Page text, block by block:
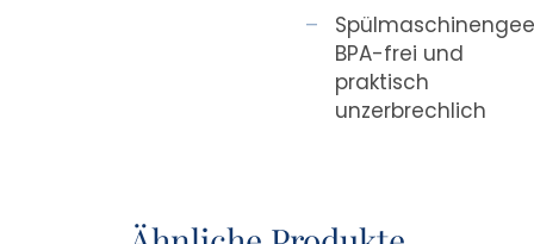
BPA-frei und
praktisch
unzerbrechlich